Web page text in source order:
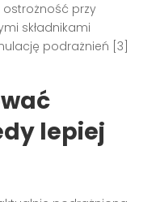
przy
składnikami
podrażnień [3]
lepiej